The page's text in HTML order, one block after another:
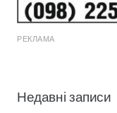
РЕКЛАМА
Недавні записи